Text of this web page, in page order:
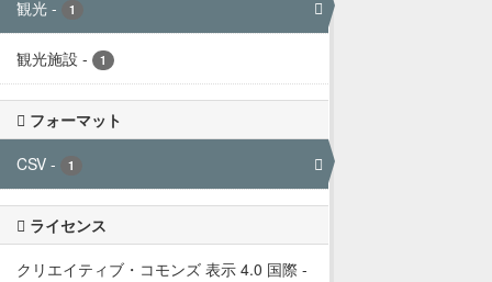
観光 - 1
観光施設 - 1
フォーマット
CSV - 1
ライセンス
クリエイティブ・コモンズ 表示 4.0 国際 -